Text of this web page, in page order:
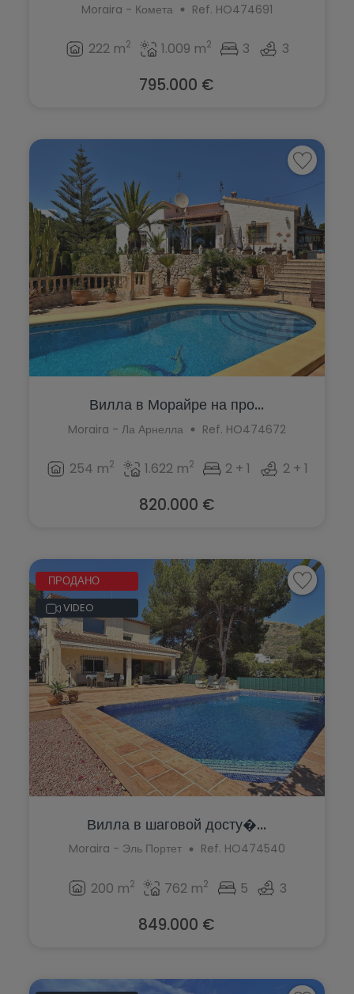
Moraira - Комета Ref. HO474691
222 m2 1.009 m2 3 3
795.000 €
Вилла в Морайре на про...
Moraira - Ла Арнелла Ref. HO474672
254 m2 1.622 m2 2 + 1 2 + 1
820.000 €
ПРОДАНО
VIDEO
Вилла в шаговой досту�...
Moraira - Эль Портет Ref. HO474540
200 m2 762 m2 5 3
849.000 €